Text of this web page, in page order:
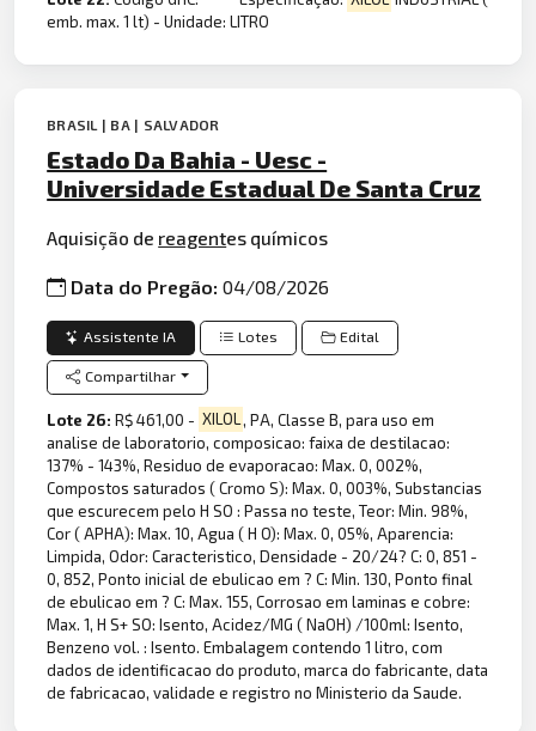
emb. max. 1 lt) - Unidade: LITRO
BRASIL | BA | SALVADOR
Estado Da Bahia - Uesc -
Universidade Estadual De Santa Cruz
Aquisição de reagentes químicos
Data do Pregão:04/08/2026
Assistente IA Lotes Edital
Compartilhar
Lote 26:R$ 461,00 - XILOL, PA, Classe B, para uso em
analise de laboratorio, composicao: faixa de destilacao:
137% - 143%, Residuo de evaporacao: Max. 0, 002%,
Compostos saturados ( Cromo S): Max. 0, 003%, Substancias
que escurecem pelo H SO : Passa no teste, Teor: Min. 98%,
Cor ( APHA): Max. 10, Agua ( H O): Max. 0, 05%, Aparencia:
Limpida, Odor: Caracteristico, Densidade - 20/24? C: 0, 851 -
0, 852, Ponto inicial de ebulicao em ? C: Min. 130, Ponto final
de ebulicao em ? C: Max. 155, Corrosao em laminas e cobre:
Max. 1, H S+ SO: Isento, Acidez/MG ( NaOH) /100ml: Isento,
Benzeno vol. : Isento. Embalagem contendo 1 litro, com
dados de identificacao do produto, marca do fabricante, data
de fabricacao, validade e registro no Ministerio da Saude.